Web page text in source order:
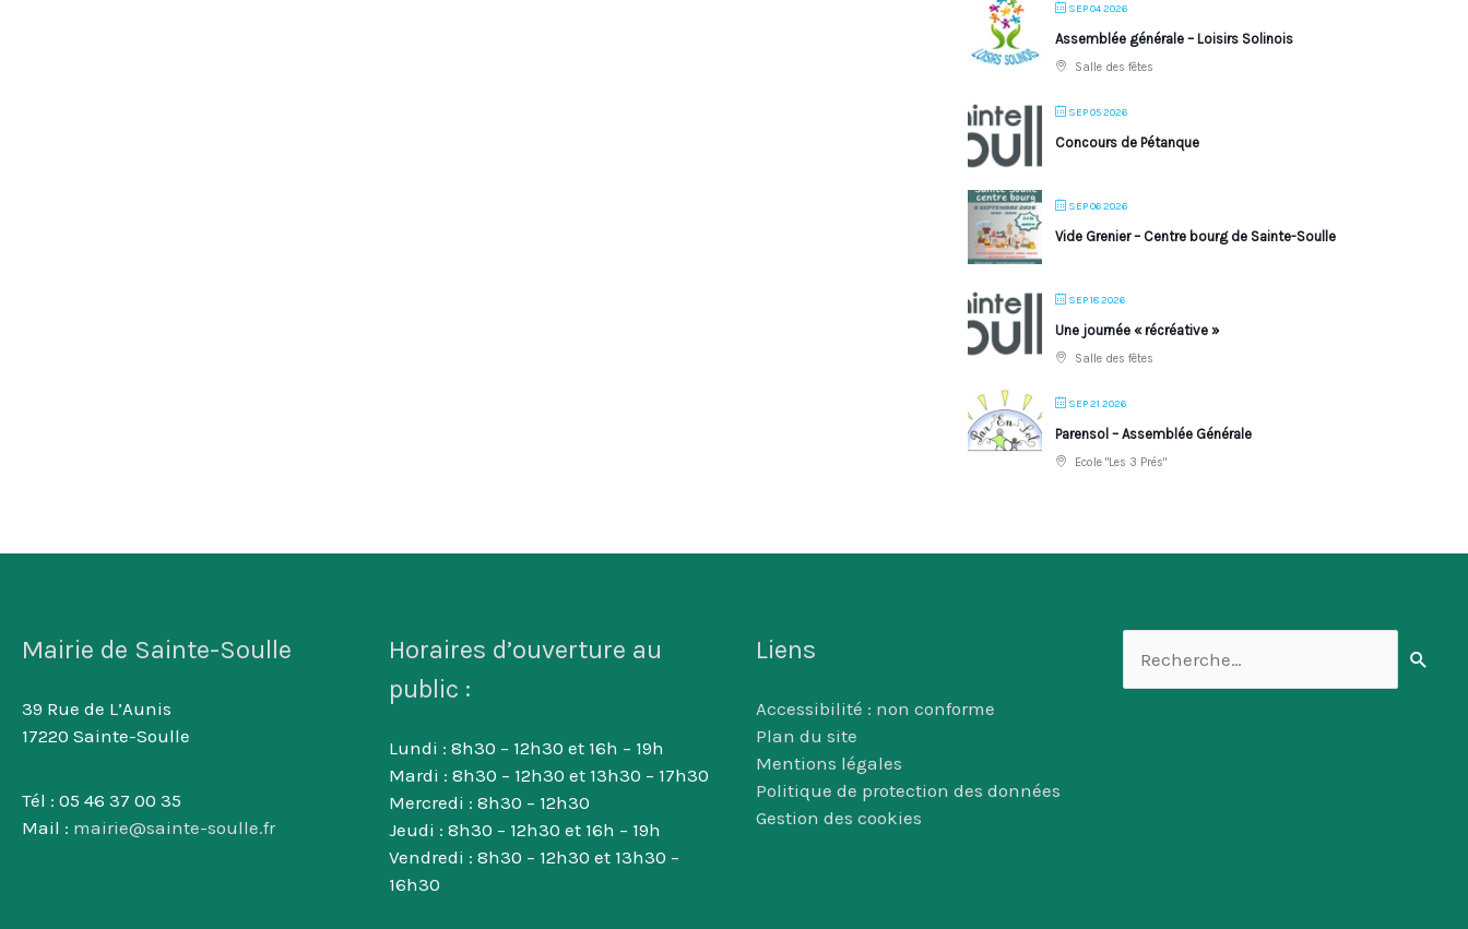
SEP 04 2026
Assemblée générale – Loisirs Solinois
Salle des fêtes
SEP 05 2026
Concours de Pétanque
SEP 06 2026
Vide Grenier – Centre bourg de Sainte-Soulle
SEP 18 2026
Une journée « récréative »
Salle des fêtes
SEP 21 2026
Parensol – Assemblée Générale
Ecole "Les 3 Prés"
Mairie de Sainte-Soulle
39 Rue de L’Aunis
17220 Sainte-Soulle
Tél : 05 46 37 00 35
Mail : mairie@sainte-soulle.fr
Horaires d’ouverture au
public :
Lundi : 8h30 – 12h30 et 16h – 19h
Mardi : 8h30 – 12h30 et 13h30 – 17h30
Mercredi : 8h30 – 12h30
Jeudi : 8h30 – 12h30 et 16h – 19h
Vendredi : 8h30 – 12h30 et 13h30 –
16h30
Liens
Accessibilité : non conforme
Plan du site
Mentions légales
Politique de protection des données
Gestion des cookies